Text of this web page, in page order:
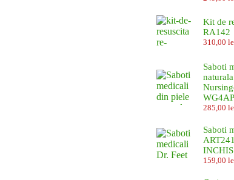
Kit de
RA142
310,00
Saboti
285,00
Saboti
INCHIS
159,00